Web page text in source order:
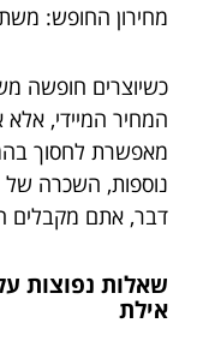
מחירון החופש:
כשיוצרים חופשה
המחיר המיידי,
מאפשרת לחסוך
נוספות, השכרה של
דבר, אתם מקבלים
שאלות נפוצות
אילת